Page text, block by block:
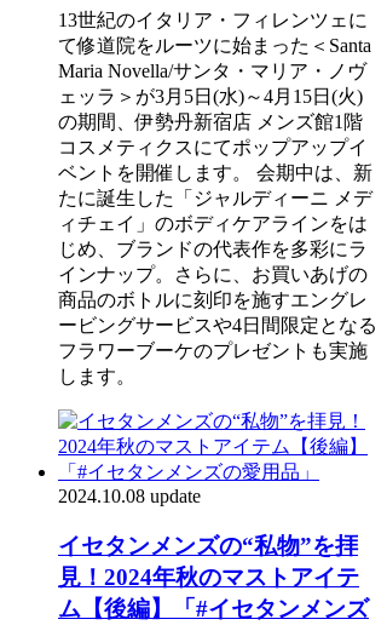
13世紀のイタリア・フィレンツェに
て修道院をルーツに始まった＜Santa
Maria Novella/サンタ・マリア・ノヴ
ェッラ＞が3月5日(水)～4月15日(火)
の期間、伊勢丹新宿店 メンズ館1階
コスメティクスにてポップアップイ
ベントを開催します。 会期中は、新
たに誕生した「ジャルディーニ メデ
ィチェイ」のボディケアラインをは
じめ、ブランドの代表作を多彩にラ
インナップ。さらに、お買いあげの
商品のボトルに刻印を施すエングレ
ービングサービスや4日間限定となる
フラワーブーケのプレゼントも実施
します。
2024.10.08 update
イセタンメンズの“私物”を拝
見！2024年秋のマストアイテ
ム【後編】「#イセタンメンズ